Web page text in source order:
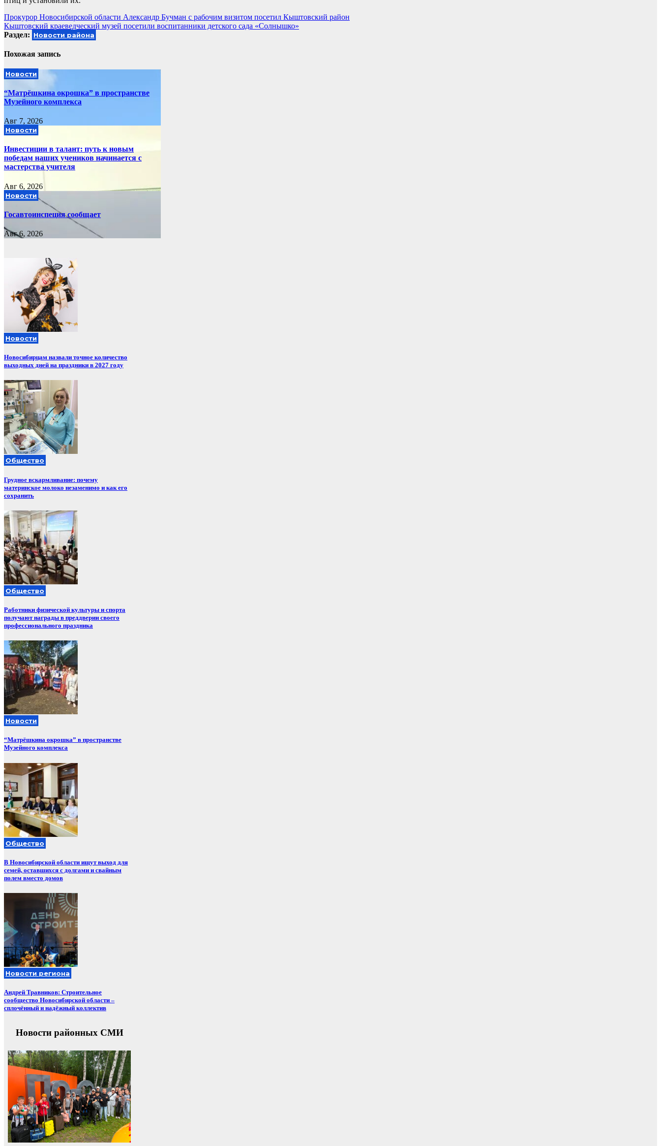
Навигация
по
Прокурор Новосибирской области Александр Бучман с рабочим визитом посетил Кыштовский район
Кыштовский краеведческий музей посетили воспитанники детского сада «Солнышко»
Раздел: Новости района
Похожая запись
Новости
“Матрёшкина окрошка” в пространстве
Музейного комплекса
Авг 7, 2026
Новости
Инвестиции в талант: путь к новым
победам наших учеников начинается с
мастерства учителя
Авг 6, 2026
Новости
Госавтоинспеция сообщает
Авг 6, 2026
Новости
Новосибирцам назвали точное количество
выходных дней на праздники в 2027 году
Общество
Грудное вскармливание: почему
материнское молоко незаменимо и как его
сохранить
Общество
Работники физической культуры и спорта
получают награды в преддверии своего
профессионального праздника
Новости
“Матрёшкина окрошка” в пространстве
Музейного комплекса
Общество
В Новосибирской области ищут выход для
семей, оставшихся с долгами и свайным
полем вместо домов
Новости региона
Андрей Травников: Строительное
сообщество Новосибирской области –
сплочённый и надёжный коллектив